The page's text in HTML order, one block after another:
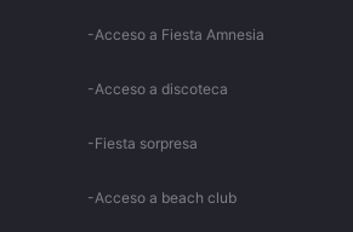
-Acceso a Fiesta Amnesia
-Acceso a discoteca
-Fiesta sorpresa
-Acceso a beach club